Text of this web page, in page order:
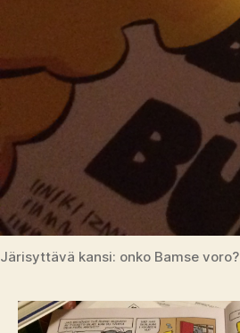
Järisyttävä kansi: onko Bamse voro?